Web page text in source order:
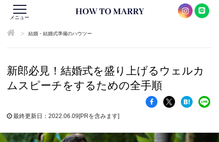
メニュー
> 結婚・結婚式準備のハウツー
新郎必見！結婚式を盛り上げるウェルカ
ムスピーチをするための全手順
最終更新日：2022.06.09[PRを含みます]